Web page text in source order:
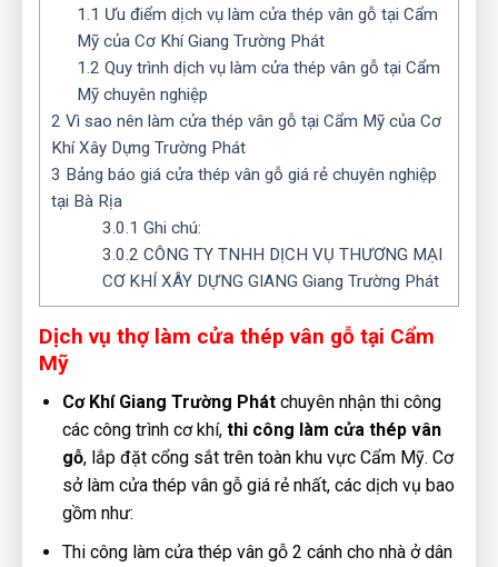
1.1 Ưu điểm dịch vụ làm cửa thép vân gỗ tại Cẩm
Mỹ của Cơ Khí Giang Trường Phát
1.2 Quy trình dịch vụ làm cửa thép vân gỗ tại Cẩm
Mỹ chuyên nghiệp
2 Vì sao nên làm cửa thép vân gỗ tại Cẩm Mỹ của Cơ
Khí Xây Dựng Trường Phát
3 Bảng báo giá cửa thép vân gỗ giá rẻ chuyên nghiệp
tại Bà Rịa
3.0.1 Ghi chú:
3.0.2 CÔNG TY TNHH DỊCH VỤ THƯƠNG MẠI
CƠ KHÍ XÂY DỰNG GIANG Giang Trường Phát
Dịch vụ thợ làm cửa thép vân gỗ tại Cẩm
Mỹ
Cơ Khí Giang Trường Phátchuyên nhận thi công
các công trình cơ khí, thi công làm cửa thép vân
gỗ, lắp đặt cổng sắt trên toàn khu vực Cẩm Mỹ. Cơ
sở làm cửa thép vân gỗ giá rẻ nhất, các dịch vụ bao
gồm như:
Thi công làm cửa thép vân gỗ 2 cánh cho nhà ở dân